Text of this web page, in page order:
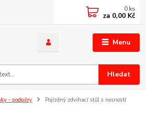
Menu
Hledat
0 ks
za 0,00 Kč
- podpěry
Pojízdný zdvihací stůl s nosností